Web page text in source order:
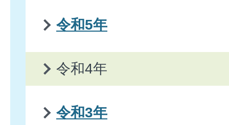
令和5年
令和4年
令和3年